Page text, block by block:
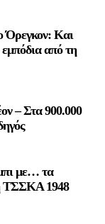
11,243
Ακόλουθοι
Όρεγκον: Και
από τη
– Στα 900.000
με… τα
η ΤΣΣΚΑ 1948